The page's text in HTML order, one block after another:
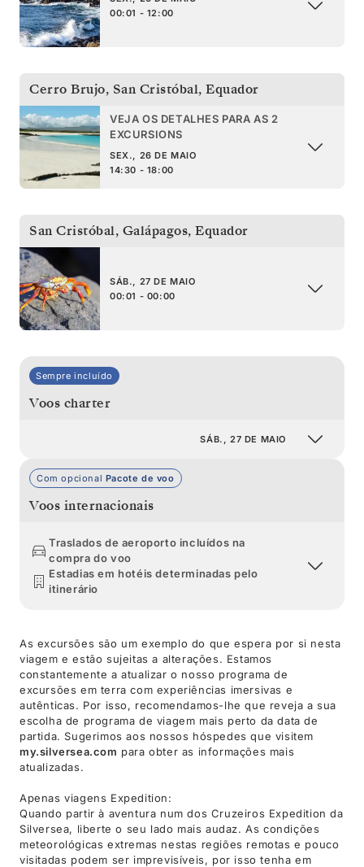
00:01 - 12:00
Cerro Brujo, San Cristóbal, Equador
VEJA OS DETALHES PARA AS 2
EXCURSIONS
SEX., 26 DE MAIO
14:30 - 18:00
San Cristóbal, Galápagos, Equador
SÁB., 27 DE MAIO
00:01 - 00:00
Sempre incluído
Voos charter
SÁB., 27 DE MAIO
Com opcional Pacote de voo
Voos internacionais
Traslados de aeroporto incluídos na
compra do voo
Estadias em hotéis determinadas pelo
itinerário
As excursões são um exemplo do que espera por si nesta
viagem e estão sujeitas a alterações. Estamos
constantemente a atualizar o nosso programa de
excursões em terra com experiências imersivas e
autênticas. Por isso, recomendamos-lhe que reveja a sua
escolha de programa de viagem mais perto da data de
partida. Sugerimos aos nossos hóspedes que visitem
my.silversea.com para obter as informações mais
atualizadas.
Apenas viagens Expedition:
Quando partir à aventura num dos Cruzeiros Expedition da
Silversea, liberte o seu lado mais audaz. As condições
meteorológicas extremas nestas regiões remotas e pouco
visitadas podem ser imprevisíveis, por isso tenha em